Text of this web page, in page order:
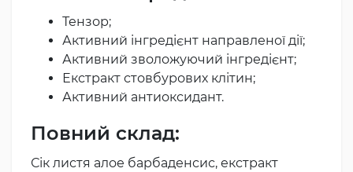
Тензор;
Активний інгредієнт направленої дії;
Активний зволожуючий інгредієнт;
Екстракт стовбурових клітин;
Активний антиоксидант.
Повний склад:
Сік листя алое барбаденсис, екстракт